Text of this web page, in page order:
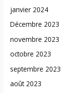
janvier 2024
Décembre 2023
novembre 2023
octobre 2023
septembre 2023
août 2023